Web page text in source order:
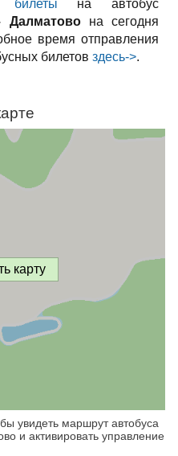
билеты на автобус
Далматовона сегодня
время отправления
билетов здесь->.
карту
увидеть маршрут автобуса
и активировать управление